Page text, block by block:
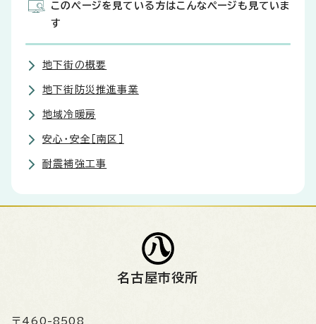
このページを見ている方はこんなページも見ていま
す
地下街の概要
地下街防災推進事業
地域冷暖房
安心・安全［南区］
耐震補強工事
名古屋市役所
〒460-8508